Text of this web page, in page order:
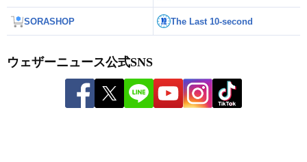
SORASHOP The Last 10-second
ウェザーニュース公式SNS